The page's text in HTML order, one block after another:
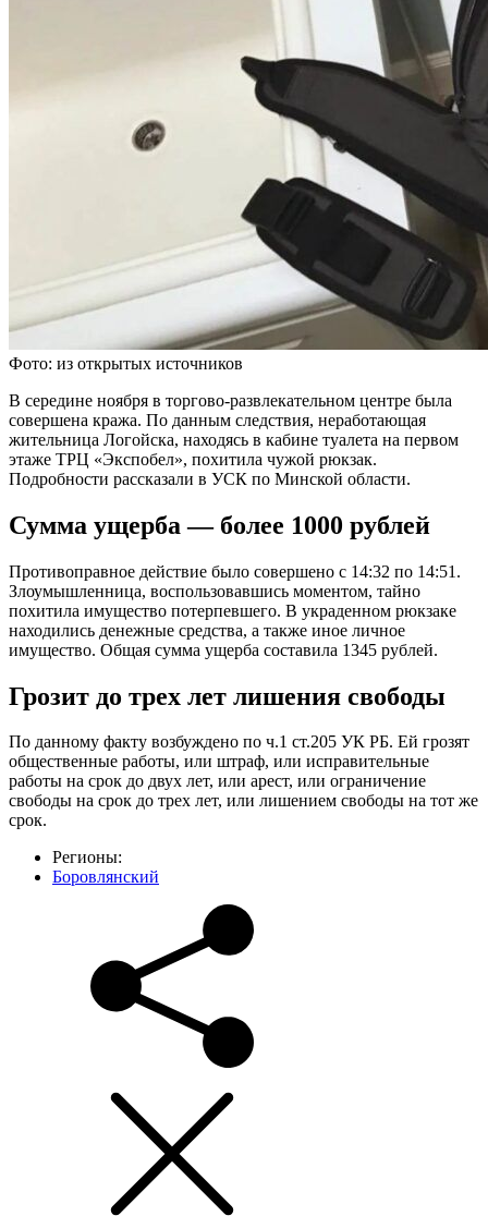
Фото: из открытых источников
В середине ноября в торгово-развлекательном центре была
совершена кража. По данным следствия, неработающая
жительница Логойска, находясь в кабине туалета на первом
этаже ТРЦ «Экспобел», похитила чужой рюкзак.
Подробности рассказали в УСК по Минской области.
Сумма ущерба — более 1000 рублей
Противоправное действие было совершено с 14:32 по 14:51.
Злоумышленница, воспользовавшись моментом, тайно
похитила имущество потерпевшего. В украденном рюкзаке
находились денежные средства, а также иное личное
имущество. Общая сумма ущерба составила 1345 рублей.
Грозит до трех лет лишения свободы
По данному факту возбуждено по ч.1 ст.205 УК РБ. Ей грозят
общественные работы, или штраф, или исправительные
работы на срок до двух лет, или арест, или ограничение
свободы на срок до трех лет, или лишением свободы на тот же
срок.
Регионы:
Боровлянский